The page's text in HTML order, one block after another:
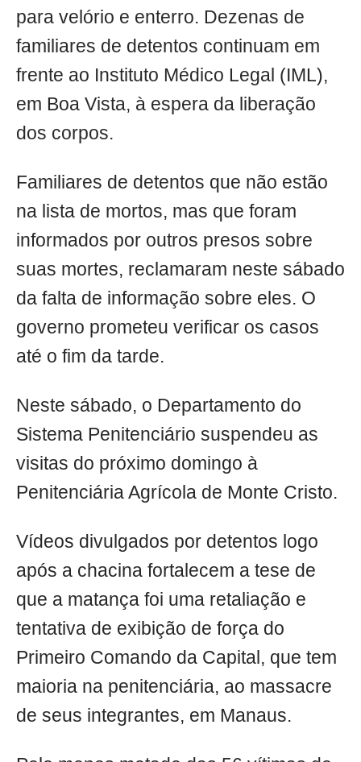
para velório e enterro. Dezenas de
familiares de detentos continuam em
frente ao Instituto Médico Legal (IML),
em Boa Vista, à espera da liberação
dos corpos.
Familiares de detentos que não estão
na lista de mortos, mas que foram
informados por outros presos sobre
suas mortes, reclamaram neste sábado
da falta de informação sobre eles. O
governo prometeu verificar os casos
até o fim da tarde.
Neste sábado, o Departamento do
Sistema Penitenciário suspendeu as
visitas do próximo domingo à
Penitenciária Agrícola de Monte Cristo.
Vídeos divulgados por detentos logo
após a chacina fortalecem a tese de
que a matança foi uma retaliação e
tentativa de exibição de força do
Primeiro Comando da Capital, que tem
maioria na penitenciária, ao massacre
de seus integrantes, em Manaus.